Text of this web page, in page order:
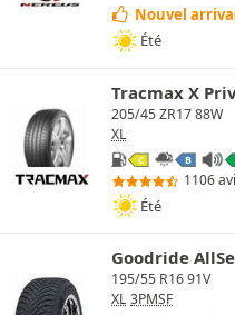
Nouvel
Été
Tracmax X
205/45 ZR17 88W
XL
C B
1106
Été
Goodride
195/55 R16 91V
XL 3PMSF